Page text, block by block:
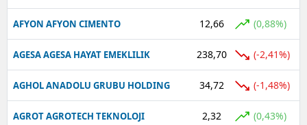
AFYON AFYON CIMENTO 12,66 (0,88%)
AGESA AGESA HAYAT EMEKLILIK 238,70 (-2,41%)
AGHOL ANADOLU GRUBU HOLDING 34,72 (-1,48%)
AGROT AGROTECH TEKNOLOJI 2,32 (0,43%)